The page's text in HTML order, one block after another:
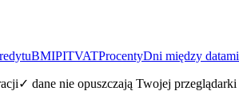
BMIPITVATProcentyDni między datami
✓ dane nie opuszczają Twojej przeglądarki